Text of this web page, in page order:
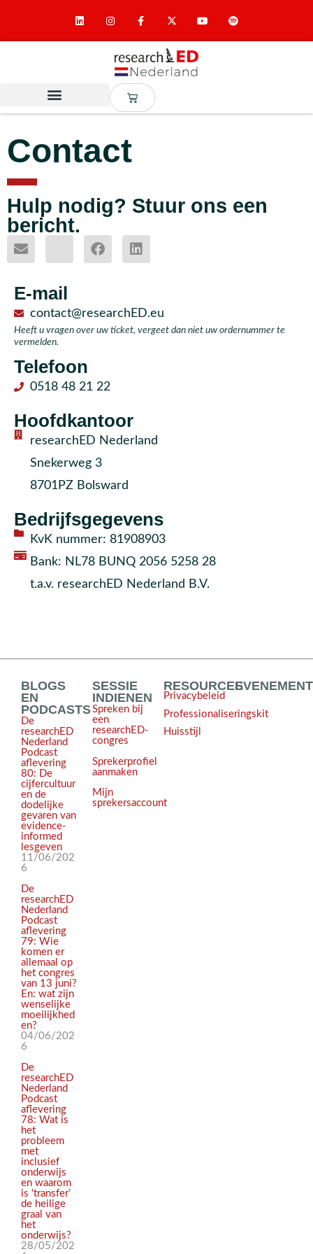
Contact
Hulp nodig? Stuur ons een
bericht.
E-mail
contact@researchED.eu
Heeft u vragen over uw ticket, vergeet dan niet uw ordernummer te
vermelden.
Telefoon
0518 48 21 22
Hoofdkantoor
researchED Nederland
Snekerweg 3
8701PZ Bolsward
Bedrijfsgegevens
KvK nummer: 81908903
Bank: NL78 BUNQ 2056 5258 28
t.a.v. researchED Nederland B.V.
BLOGS
EN
PODCASTS
De
researchED
Nederland
Podcast
aflevering
80: De
cijfercultuur
en de
dodelijke
gevaren van
evidence-
informed
lesgeven
11/06/202
6
De
researchED
Nederland
Podcast
aflevering
79: Wie
komen er
allemaal op
het congres
van 13 juni?
En: wat zijn
wenselijke
moeilijkhed
en?
04/06/202
6
De
researchED
Nederland
Podcast
aflevering
78: Wat is
het
probleem
met
inclusief
onderwijs
en waarom
is ‘transfer’
de heilige
graal van
het
onderwijs?
28/05/202
SESSIE
INDIENEN
Spreken bij
een
researchED-
congres
Sprekerprofiel
aanmaken
Mijn
sprekersaccount
RESOURCES
Privacybeleid
Professionaliseringskit
Huisstijl